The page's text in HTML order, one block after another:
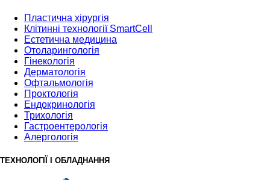
Пластична хірургія
Клітинні технології SmartCell
Естетична медицина
Отоларингологія
Гінекологія
Дерматологія
Офтальмологія
Проктологія
Ендокринологія
Трихологія
Гастроентерологія
Алергологія
ТЕХНОЛОГІЇ І ОБЛАДНАННЯ